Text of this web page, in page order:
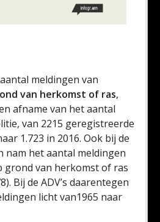
meldingen van
van herkomst of ras,
afname van het aantal
van 2215 geregistreerde
1.723 in 2016. Ook bij de
het aantal meldingen
grond van herkomst of ras
Bij de ADV’s daarentegen
licht van1965 naar